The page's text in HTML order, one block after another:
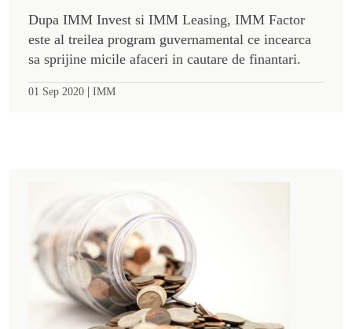
Dupa IMM Invest si IMM Leasing, IMM Factor
este al treilea program guvernamental ce incearca
sa sprijine micile afaceri in cautare de finantari.
01 Sep 2020 | IMM